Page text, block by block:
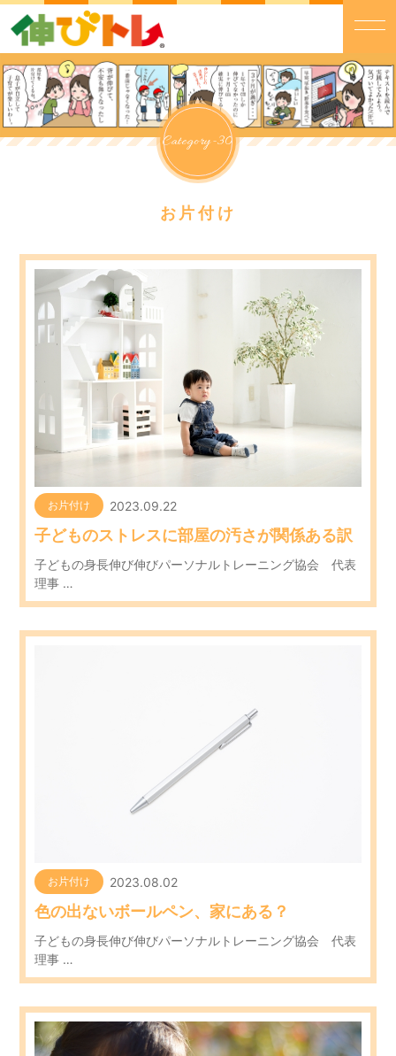
Category-30
お片付け
お片付け 2023.09.22
子どものストレスに部屋の汚さが関係ある訳
子どもの身長伸び伸びパーソナルトレーニング協会 代表
理事 …
お片付け 2023.08.02
色の出ないボールペン、家にある？
子どもの身長伸び伸びパーソナルトレーニング協会 代表
理事 …